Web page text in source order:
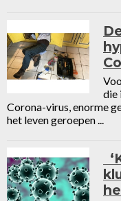
die
Corona-virus, enorme
het leven geroepen ...